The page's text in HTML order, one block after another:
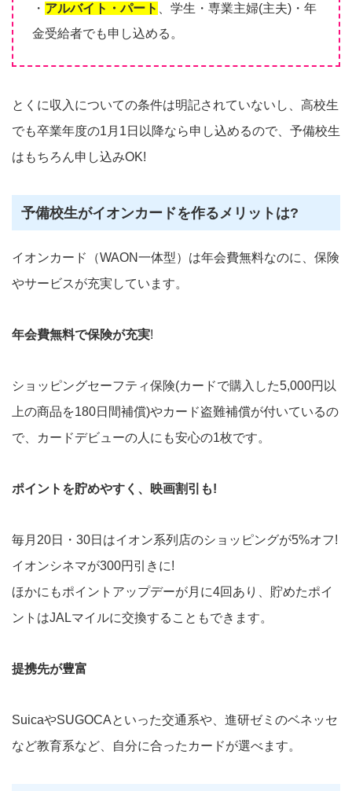
・ アルバイト・パート
、学生・専業主婦(主夫)・年
金受給者でも申し込める。
とくに収入についての条件は明記されていないし、高校生
でも卒業年度の1月1日以降なら申し込めるので、予備校生
はもちろん申し込みOK!
予備校生がイオンカードを作るメリットは?
イオンカード（WAON一体型）は年会費無料なのに、保険
やサービスが充実しています。
年会費無料で保険が充実!
ショッピングセーフティ保険(カードで購入した5,000円以
上の商品を180日間補償)やカード盗難補償が付いているの
で、カードデビューの人にも安心の1枚です。
ポイントを貯めやすく、映画割引も!
毎月20日・30日はイオン系列店のショッピングが5%オフ!
イオンシネマが300円引きに!
ほかにもポイントアップデーが月に4回あり、貯めたポイ
ントはJALマイルに交換することもできます。
提携先が豊富
SuicaやSUGOCAといった交通系や、進研ゼミのベネッセ
など教育系など、自分に合ったカードが選べます。